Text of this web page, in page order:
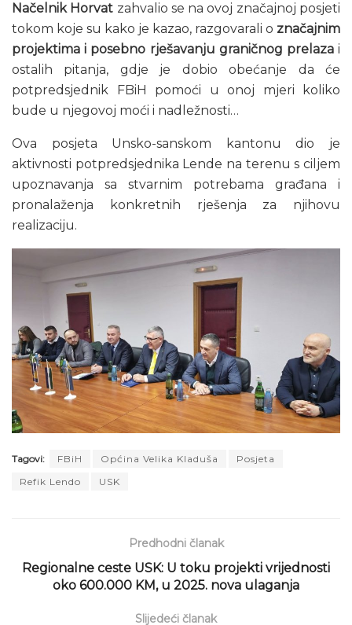
Načelnik Horvat zahvalio se na ovoj značajnoj posjeti
tokom koje su kako je kazao, razgovarali o značajnim
projektima i posebno rješavanju graničnog prelazai
ostalih pitanja, gdje je dobio obećanje da će
potpredsjednik FBiH pomoći u onoj mjeri koliko
bude u njegovoj moći i nadležnosti…
Ova posjeta Unsko-sanskom kantonu dio je
aktivnosti potpredsjednika Lende na terenu s ciljem
upoznavanja sa stvarnim potrebama građana i
pronalaženja konkretnih rješenja za njihovu
realizaciju.
Tagovi: FBiH Općina Velika Kladuša
Posjeta
Refik Lendo
USK
Predhodni članak
Regionalne ceste USK: U toku projekti vrijednosti
oko 600.000 KM, u 2025. nova ulaganja
Slijedeći članak